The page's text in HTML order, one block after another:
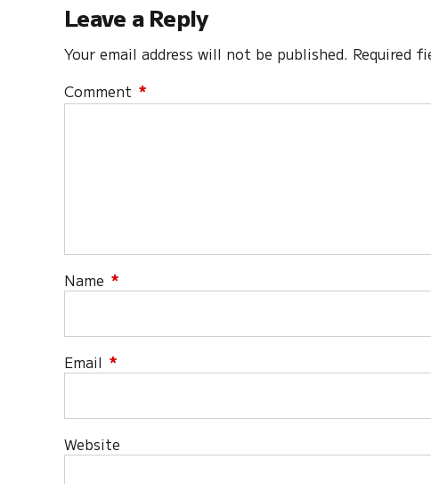
Leave a Reply
Your email address will not be published. Required
Comment *
Name *
Email *
Website